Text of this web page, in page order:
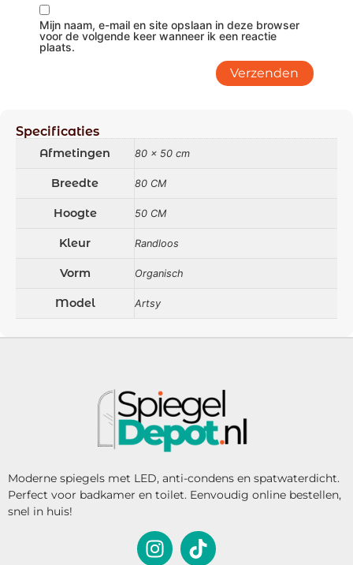
Mijn naam, e-mail en site opslaan in deze browser
voor de volgende keer wanneer ik een reactie
plaats.
Specificaties
Afmetingen 80 × 50 cm
Breedte 80 CM
Hoogte 50 CM
Kleur Randloos
Vorm Organisch
Model Artsy
Moderne spiegels met LED, anti-condens en spatwaterdicht.
Perfect voor badkamer en toilet. Eenvoudig online bestellen,
snel in huis!